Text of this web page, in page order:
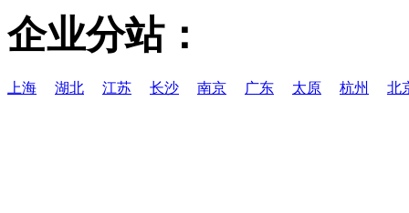
企业分站：
上海 湖北 江苏 长沙 南京 广东 太原 杭州 北